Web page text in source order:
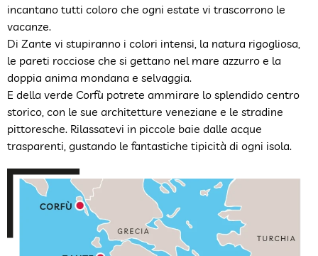
incantano tutti coloro che ogni estate vi trascorrono le
vacanze.
Di Zante vi stupiranno i colori intensi, la natura rigogliosa,
le pareti rocciose che si gettano nel mare azzurro e la
doppia anima mondana e selvaggia.
E della verde Corfù potrete ammirare lo splendido centro
storico, con le sue architetture veneziane e le stradine
pittoresche. Rilassatevi in piccole baie dalle acque
trasparenti, gustando le fantastiche tipicità di ogni isola.